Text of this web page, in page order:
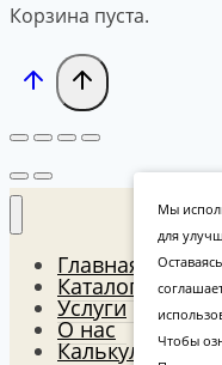
Корзина пуста.
Главная
Каталог
Услуги
О нас
Калькулятор
Мы
для
Чтобы